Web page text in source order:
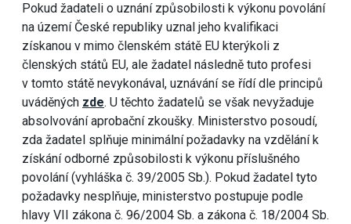
Pokud žadateli o uznání způsobilosti k výkonu povolání
na území České republiky uznal jeho kvalifikaci
získanou v mimo členském státě EU kterýkoli z
členských států EU, ale žadatel následně tuto profesi
v tomto státě nevykonával, uznávání se řídí dle principů
uváděných zde. U těchto žadatelů se však nevyžaduje
absolvování aprobační zkoušky. Ministerstvo posoudí,
zda žadatel splňuje minimální požadavky na vzdělání k
získání odborné způsobilosti k výkonu příslušného
povolání (vyhláška č. 39/2005 Sb.). Pokud žadatel tyto
požadavky nesplňuje, ministerstvo postupuje podle
hlavy VII zákona č. 96/2004 Sb. a zákona č. 18/2004 Sb.